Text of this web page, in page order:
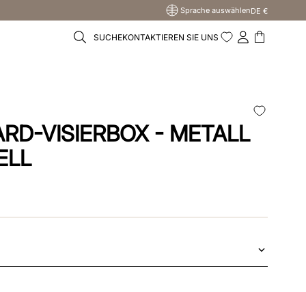
Sprache auswählenDE €
SUCHEKONTAKTIEREN SIE UNS
VISIERBOX - METALL